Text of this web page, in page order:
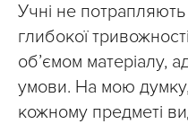
Учні не потрапляють
глибокої
обʼємом матеріалу,
умови. На мою
кожному предметі